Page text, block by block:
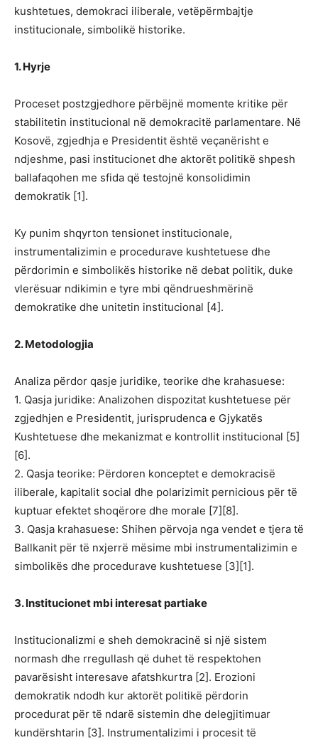
kushtetues, demokraci iliberale, vetëpërmbajtje
institucionale, simbolikë historike.
1. Hyrje
Proceset postzgjedhore përbëjnë momente kritike për
stabilitetin institucional në demokracitë parlamentare. Në
Kosovë, zgjedhja e Presidentit është veçanërisht e
ndjeshme, pasi institucionet dhe aktorët politikë shpesh
ballafaqohen me sfida që testojnë konsolidimin
demokratik [1].
Ky punim shqyrton tensionet institucionale,
instrumentalizimin e procedurave kushtetuese dhe
përdorimin e simbolikës historike në debat politik, duke
vlerësuar ndikimin e tyre mbi qëndrueshmërinë
demokratike dhe unitetin institucional [4].
2. Metodologjia
Analiza përdor qasje juridike, teorike dhe krahasuese:
1. Qasja juridike: Analizohen dispozitat kushtetuese për
zgjedhjen e Presidentit, jurisprudenca e Gjykatës
Kushtetuese dhe mekanizmat e kontrollit institucional [5]
[6].
2. Qasja teorike: Përdoren konceptet e demokracisë
iliberale, kapitalit social dhe polarizimit pernicious për të
kuptuar efektet shoqërore dhe morale [7][8].
3. Qasja krahasuese: Shihen përvoja nga vendet e tjera të
Ballkanit për të nxjerrë mësime mbi instrumentalizimin e
simbolikës dhe procedurave kushtetuese [3][1].
3. Institucionet mbi interesat partiake
Institucionalizmi e sheh demokracinë si një sistem
normash dhe rregullash që duhet të respektohen
pavarësisht interesave afatshkurtra [2]. Erozioni
demokratik ndodh kur aktorët politikë përdorin
procedurat për të ndarë sistemin dhe delegjitimuar
kundërshtarin [3]. Instrumentalizimi i procesit të